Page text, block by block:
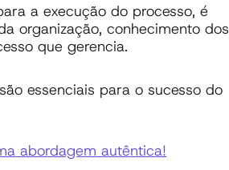
a execução do processo, é
organização, conhecimento dos
que gerencia.
essenciais para o sucesso do
abordagem autêntica!